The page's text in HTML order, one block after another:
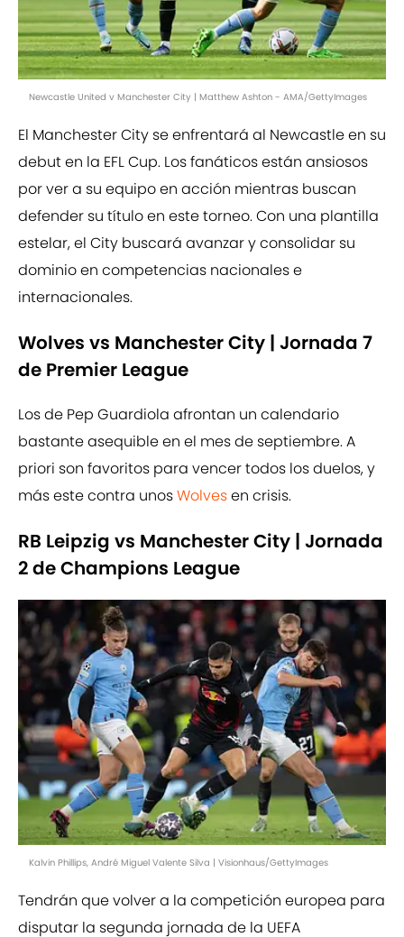
Newcastle United v Manchester City | Matthew Ashton - AMA/GettyImages
El Manchester City se enfrentará al Newcastle en su
debut en la EFL Cup. Los fanáticos están ansiosos
por ver a su equipo en acción mientras buscan
defender su título en este torneo. Con una plantilla
estelar, el City buscará avanzar y consolidar su
dominio en competencias nacionales e
internacionales.
Wolves vs Manchester City | Jornada 7
de Premier League
Los de Pep Guardiola afrontan un calendario
bastante asequible en el mes de septiembre. A
priori son favoritos para vencer todos los duelos, y
más este contra unosWolvesen crisis.
RB Leipzig vs Manchester City | Jornada
2 de Champions League
Kalvin Phillips, André Miguel Valente Silva | Visionhaus/GettyImages
Tendrán que volver a la competición europea para
disputar la segunda jornada de la UEFA